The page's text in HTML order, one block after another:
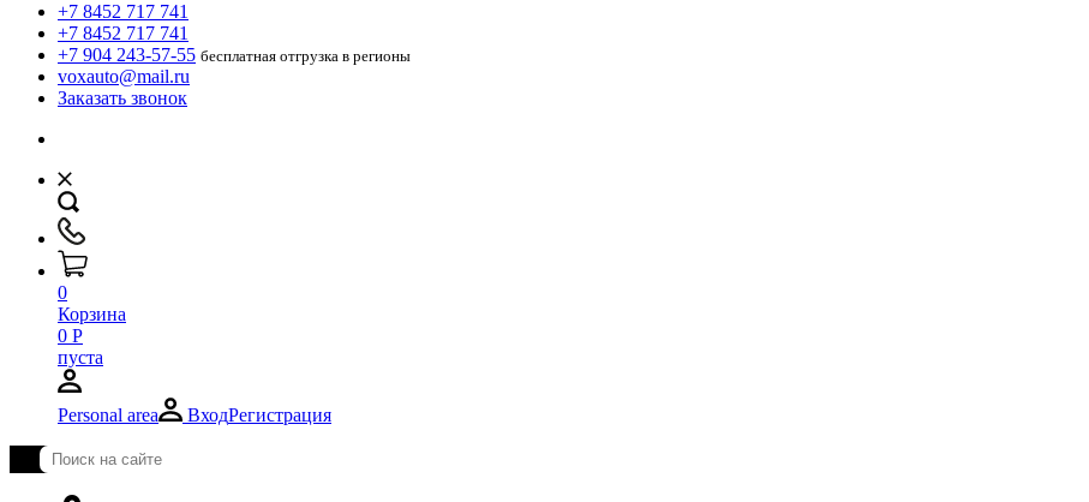
+7 8452 717 741
+7 8452 717 741
+7 904 243-57-55 бесплатная отгрузка в регионы
voxauto@mail.ru
Заказать звонок
0
Корзина
0 Р
пуста
Personal area ВходРегистрация